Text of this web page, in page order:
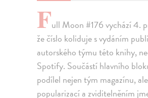
Full Moon #176 vychází 4.
že číslo koliduje s vydáním
autorského týmu této knihy,
Spotify. Součástí hlavního
podílel nejen tým magazínu,
popularizací a zviditelněním